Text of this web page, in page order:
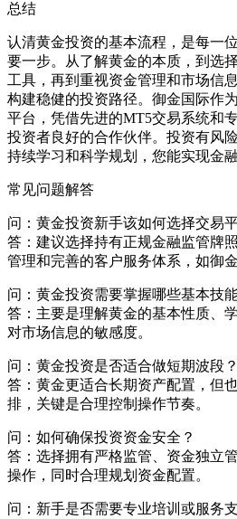
总结
认清黄金投资的基本流程，是每一
要一步。从了解黄金的本质，到选
工具，再到重视资金管理和市场信
构建稳健的投资路径。御金国际作
平台，凭借先进的MT5交易系统和
投资者良好的合作伙伴。投资有风
持续学习和科学规划，您能实现金
常见问题解答
问：黄金投资新手该如何选择交易
答：建议选择持有正规金融监管牌
管理和完善的客户服务体系，如御金
问：黄金投资需要掌握哪些基本技
答：主要是理解黄金的基本性质、
对市场信息的敏感度。
问：黄金投资是否适合做短期波段？
答：黄金更适合长期资产配置，但
排，关键是合理控制操作节奏。
问：如何确保投资资金安全？
答：选择拥有严格监管、资金独立
操作，同时合理规划资金配置。
问：新手是否需要专业培训或服务